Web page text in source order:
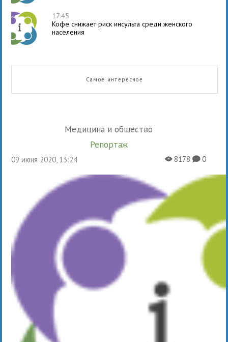
17:45
Кофе снижает риск инсульта среди женского
населения
Самое интересное
Медицина и общество
Репортаж
09 июня 2020, 13:24 X8178K0